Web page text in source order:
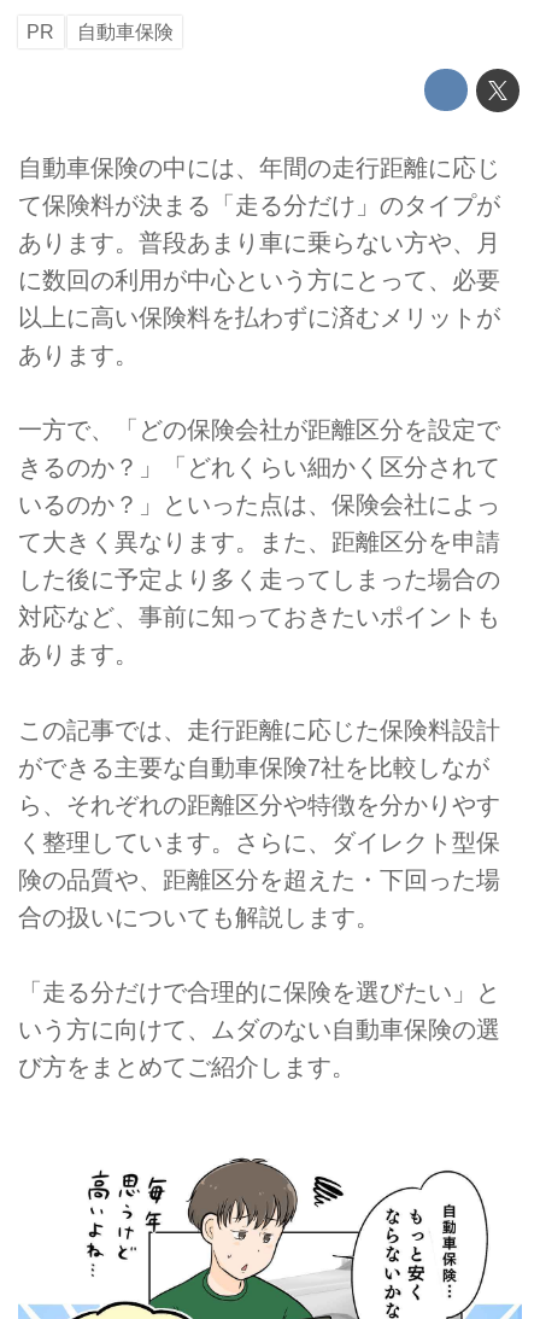
PR 自動車保険
自動車保険の中には、年間の走行距離に応じ
て保険料が決まる「走る分だけ」のタイプが
あります。普段あまり車に乗らない方や、月
に数回の利用が中心という方にとって、必要
以上に高い保険料を払わずに済むメリットが
あります。
一方で、「どの保険会社が距離区分を設定で
きるのか？」「どれくらい細かく区分されて
いるのか？」といった点は、保険会社によっ
て大きく異なります。また、距離区分を申請
した後に予定より多く走ってしまった場合の
対応など、事前に知っておきたいポイントも
あります。
この記事では、走行距離に応じた保険料設計
ができる主要な自動車保険7社を比較しなが
ら、それぞれの距離区分や特徴を分かりやす
く整理しています。さらに、ダイレクト型保
険の品質や、距離区分を超えた・下回った場
合の扱いについても解説します。
「走る分だけで合理的に保険を選びたい」と
いう方に向けて、ムダのない自動車保険の選
び方をまとめてご紹介します。